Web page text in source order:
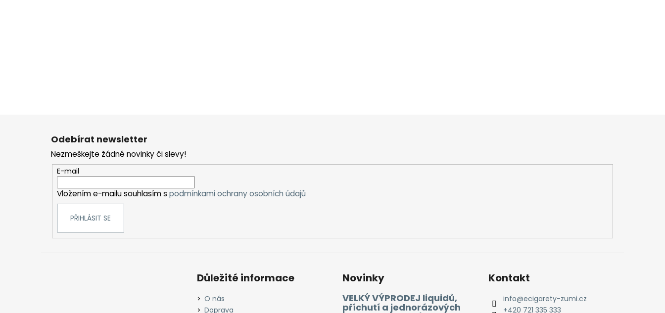
Z
Odebírat newsletter
Nezmeškejte žádné novinky či slevy!
E-mail
Vložením e-mailu souhlasím s podmínkami ochrany osobních údajů
PŘIHLÁSIT SE
Důležité informace
O nás
Doprava
Novinky
VELKÝ VÝPRODEJ liquidů,
příchutí a jednorázových
Kontakt
info@ecigarety-zumi.cz
+420 721 335 333